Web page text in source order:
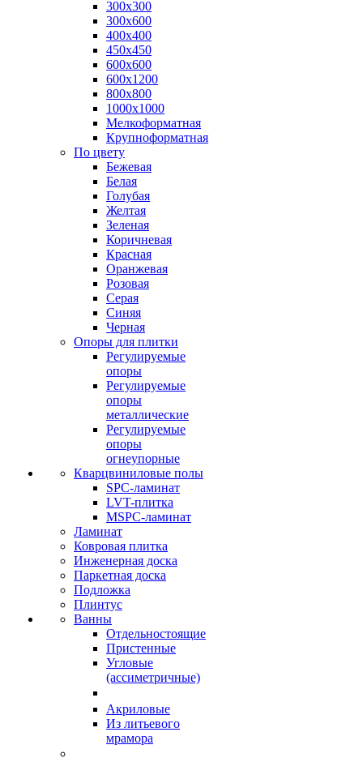
300х300
300х600
400х400
450х450
600х600
600х1200
800х800
1000х1000
Мелкоформатная
Крупноформатная
По цвету
Бежевая
Белая
Голубая
Желтая
Зеленая
Коричневая
Красная
Оранжевая
Розовая
Серая
Синяя
Черная
Опоры для плитки
Регулируемые
опоры
Регулируемые
опоры
металлические
Регулируемые
опоры
огнеупорные
Кварцвиниловые полы
SPC-ламинат
LVT-плитка
MSPC-ламинат
Ламинат
Ковровая плитка
Инженерная доска
Паркетная доска
Подложка
Плинтус
Ванны
Отдельностоящие
Пристенные
Угловые
(ассиметричные)
Акриловые
Из литьевого
мрамора